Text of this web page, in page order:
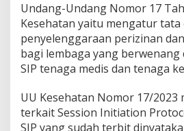
e
s
e
h
a
t
n
Undang-Undang Nomor 17
Kesehatan yaitu mengatur tata
penyelenggaraan perizinan
bagi lembaga yang
SIP tenaga medis dan tenaga
UU Kesehatan Nomor 17/
terkait Session Initiation
SIP yang sudah terbit